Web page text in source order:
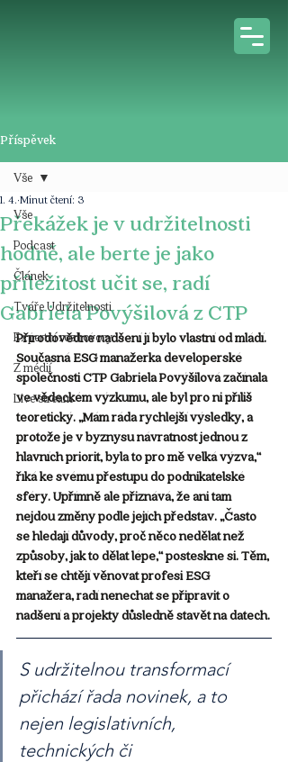
Příspěvek
Vše
Podcast
Článek
Tváře Udržitelnosti
Expertní rozhovory
Z médií
Live stream
Vše
Překážek je v udržitelnosti
hodně, ale berte je jako
příležitost učit se, radí
Gabriela Povýšilová z CTP
1. 4. Minut čtení: 3
Přírodovědné nadšení jí bylo vlastní od mládí.
Současná ESG manažerka developerské
společnosti CTP Gabriela Povýšilová začínala
ve vědeckém výzkumu, ale byl pro ni příliš
teoretický. „Mám ráda rychlejší výsledky, a
protože je v byznysu návratnost jednou z
hlavních priorit, byla to pro mě velká výzva,“
říká ke svému přestupu do podnikatelské
sféry. Upřímně ale přiznává, že ani tam
nejdou změny podle jejích představ. „Často
se hledají důvody, proč něco nedělat než
způsoby, jak to dělat lépe,“ posteskne si. Těm,
kteří se chtějí věnovat profesi ESG
manažera, radí nenechat se připravit o
nadšení a projekty důsledně stavět na datech.
S udržitelnou transformací
přichází řada novinek, a to
nejen legislativních,
technických či